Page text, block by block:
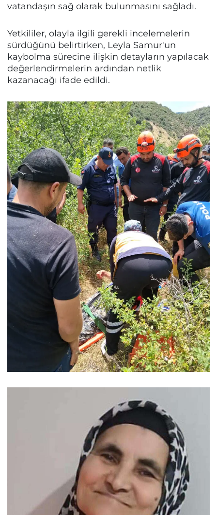
vatandaşın sağ olarak bulunmasını sağladı.
Yetkililer, olayla ilgili gerekli incelemelerin
sürdüğünü belirtirken, Leyla Samur'un
kaybolma sürecine ilişkin detayların yapılacak
değerlendirmelerin ardından netlik
kazanacağı ifade edildi.